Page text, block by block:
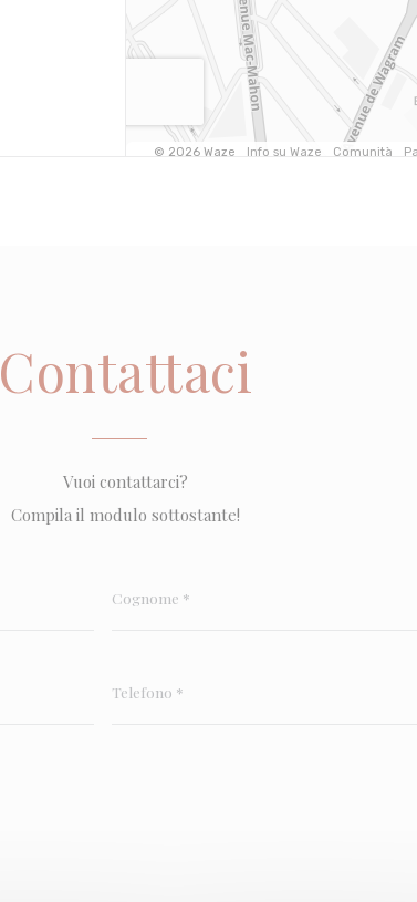
Contattaci
Vuoi contattarci?
Compila il modulo sottostante!